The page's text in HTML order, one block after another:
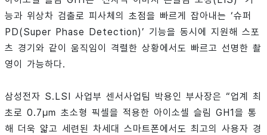
능과 위상차 검출로 피사체의 초점을 빠르게 잡아내는 ‘슈퍼
PD(Super Phase Detection)’ 기능을 동시에 지원해 스포
츠 경기와 같이 움직임이 격렬한 상황에서도 빠르고 선명한 촬
영이 가능하다.
삼성전자 S.LSI 사업부 센서사업팀 박용인 부사장은 “업계 최
초로 0.7㎛ 초소형 픽셀을 적용한 아이소셀 슬림 GH1을 통
해 더욱 얇고 세련된 차세대 스마트폰에서도 최고의 사용자 경